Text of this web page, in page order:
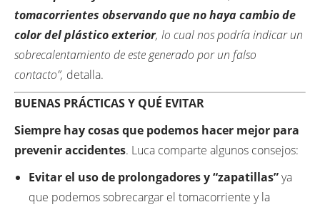
tomacorrientes observando que no haya cambio de
color del plástico exterior, lo cual nos podría indicar un
sobrecalentamiento de este generado por un falso
contacto”, detalla.
BUENAS PRÁCTICAS Y QUÉ EVITAR
Siempre hay cosas que podemos hacer mejor para
prevenir accidentes. Luca comparte algunos consejos:
Evitar el uso de prolongadores y “zapatillas”ya
que podemos sobrecargar el tomacorriente y la